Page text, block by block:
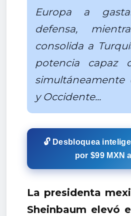
Europa a
defensa,
consolida a
potencia capaz
simultáneamente
y Occidente...
🔓 Desbloquea
por $99 MXN
La presidenta
Sheinbaum elevó